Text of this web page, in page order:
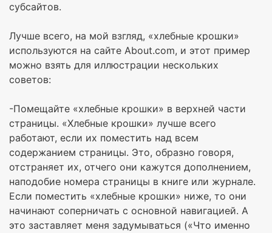
субсайтов.
Лучше всего, на мой взгляд, «хлебные крошки»
используются на сайте About.com, и этот пример
можно взять для иллюстрации нескольких
советов:
-Помещайте «хлебные крошки» в верхней части
страницы. «Хлебные крошки» лучше всего
работают, если их поместить над всем
содержанием страницы. Это, образно говоря,
отстраняет их, отчего они кажутся дополнением,
наподобие номера страницы в книге или журнале.
Если поместить «хлебные крошки» ниже, то они
начинают соперничать с основной навигацией. А
это заставляет меня задумываться («Что именно